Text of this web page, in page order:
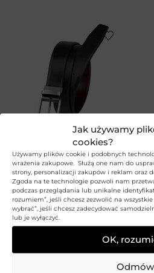
Jak używamy
cookies?
Używamy plików cookie i podobnych
wrażenia zakupowe. Służą one nam do
strony, personalizacji zakupów i reklam oraz
Zgoda na te technologie pozwoli nam
podczas przeglądania lub unikalne
rozumiem”, jeśli chcesz zezwolić na
wybrać”, jeśli chcesz zadecydować
lub je wyłączyć.
OK,
Odmów
100 105 110 115 120 125
+2
Dwukolorowy pasek
męski ELITE
BETLEWSKI
139,99